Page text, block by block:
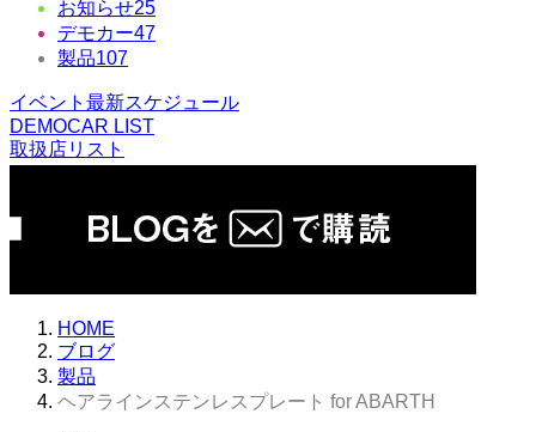
お知らせ25
デモカー47
製品107
イベント最新スケジュール
DEMOCAR LIST
取扱店リスト
HOME
ブログ
製品
ヘアラインステンレスプレート for ABARTH